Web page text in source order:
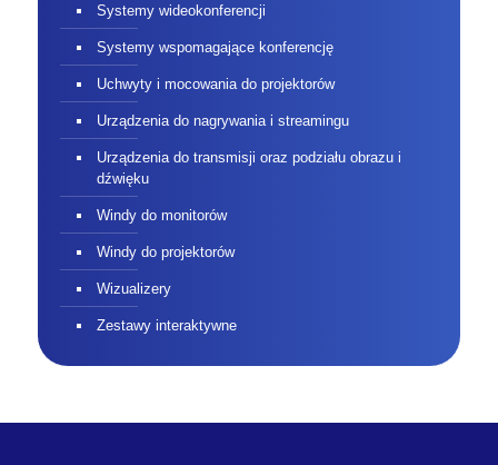
Systemy wideokonferencji
Systemy wspomagające konferencję
Uchwyty i mocowania do projektorów
Urządzenia do nagrywania i streamingu
Urządzenia do transmisji oraz podziału obrazu i
dźwięku
Windy do monitorów
Windy do projektorów
Wizualizery
Zestawy interaktywne